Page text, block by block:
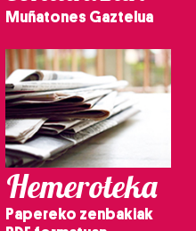
Muñatones Gaztelua
Hemeroteka
Papereko zenbakiak